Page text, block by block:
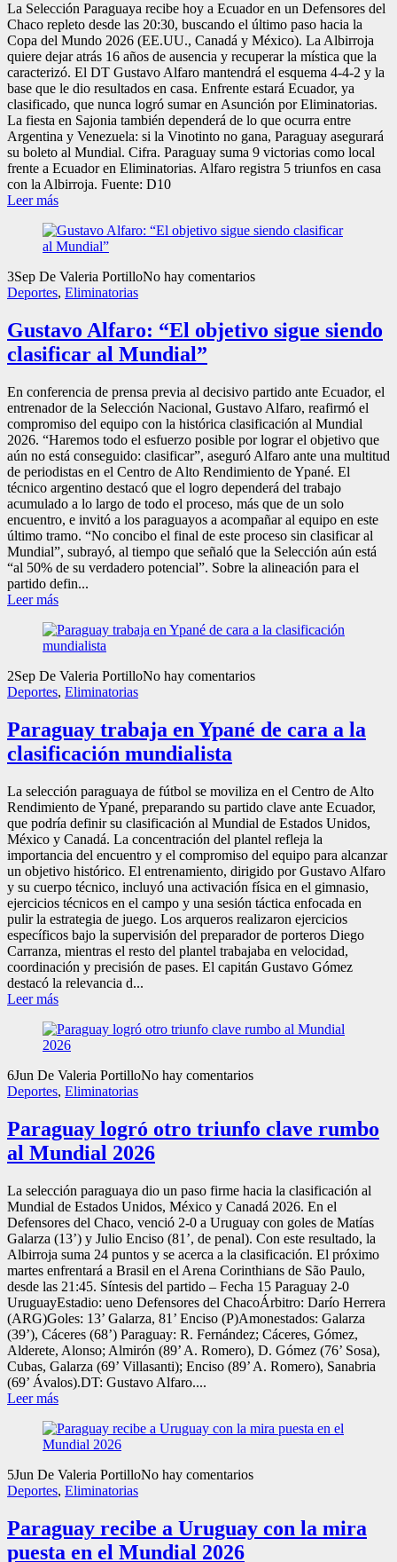
La Selección Paraguaya recibe hoy a Ecuador en un Defensores del
Chaco repleto desde las 20:30, buscando el último paso hacia la
Copa del Mundo 2026 (EE.UU., Canadá y México). La Albirroja
quiere dejar atrás 16 años de ausencia y recuperar la mística que la
caracterizó. El DT Gustavo Alfaro mantendrá el esquema 4-4-2 y la
base que le dio resultados en casa. Enfrente estará Ecuador, ya
clasificado, que nunca logró sumar en Asunción por Eliminatorias.
La fiesta en Sajonia también dependerá de lo que ocurra entre
Argentina y Venezuela: si la Vinotinto no gana, Paraguay asegurará
su boleto al Mundial. Cifra. Paraguay suma 9 victorias como local
frente a Ecuador en Eliminatorias. Alfaro registra 5 triunfos en casa
con la Albirroja. Fuente: D10
Leer más
3Sep De Valeria PortilloNo hay comentarios
Deportes, Eliminatorias
Gustavo Alfaro: “El objetivo sigue siendo
clasificar al Mundial”
En conferencia de prensa previa al decisivo partido ante Ecuador, el
entrenador de la Selección Nacional, Gustavo Alfaro, reafirmó el
compromiso del equipo con la histórica clasificación al Mundial
2026. “Haremos todo el esfuerzo posible por lograr el objetivo que
aún no está conseguido: clasificar”, aseguró Alfaro ante una multitud
de periodistas en el Centro de Alto Rendimiento de Ypané. El
técnico argentino destacó que el logro dependerá del trabajo
acumulado a lo largo de todo el proceso, más que de un solo
encuentro, e invitó a los paraguayos a acompañar al equipo en este
último tramo. “No concibo el final de este proceso sin clasificar al
Mundial”, subrayó, al tiempo que señaló que la Selección aún está
“al 50% de su verdadero potencial”. Sobre la alineación para el
partido defin...
Leer más
2Sep De Valeria PortilloNo hay comentarios
Deportes, Eliminatorias
Paraguay trabaja en Ypané de cara a la
clasificación mundialista
La selección paraguaya de fútbol se moviliza en el Centro de Alto
Rendimiento de Ypané, preparando su partido clave ante Ecuador,
que podría definir su clasificación al Mundial de Estados Unidos,
México y Canadá. La concentración del plantel refleja la
importancia del encuentro y el compromiso del equipo para alcanzar
un objetivo histórico. El entrenamiento, dirigido por Gustavo Alfaro
y su cuerpo técnico, incluyó una activación física en el gimnasio,
ejercicios técnicos en el campo y una sesión táctica enfocada en
pulir la estrategia de juego. Los arqueros realizaron ejercicios
específicos bajo la supervisión del preparador de porteros Diego
Carranza, mientras el resto del plantel trabajaba en velocidad,
coordinación y precisión de pases. El capitán Gustavo Gómez
destacó la relevancia d...
Leer más
6Jun De Valeria PortilloNo hay comentarios
Deportes, Eliminatorias
Paraguay logró otro triunfo clave rumbo
al Mundial 2026
La selección paraguaya dio un paso firme hacia la clasificación al
Mundial de Estados Unidos, México y Canadá 2026. En el
Defensores del Chaco, venció 2-0 a Uruguay con goles de Matías
Galarza (13’) y Julio Enciso (81’, de penal). Con este resultado, la
Albirroja suma 24 puntos y se acerca a la clasificación. El próximo
martes enfrentará a Brasil en el Arena Corinthians de São Paulo,
desde las 21:45. Síntesis del partido – Fecha 15 Paraguay 2-0
UruguayEstadio: ueno Defensores del ChacoÁrbitro: Darío Herrera
(ARG)Goles: 13’ Galarza, 81’ Enciso (P)Amonestados: Galarza
(39’), Cáceres (68’) Paraguay: R. Fernández; Cáceres, Gómez,
Alderete, Alonso; Almirón (89’ A. Romero), D. Gómez (76’ Sosa),
Cubas, Galarza (69’ Villasanti); Enciso (89’ A. Romero), Sanabria
(69’ Ávalos).DT: Gustavo Alfaro....
Leer más
5Jun De Valeria PortilloNo hay comentarios
Deportes, Eliminatorias
Paraguay recibe a Uruguay con la mira
puesta en el Mundial 2026